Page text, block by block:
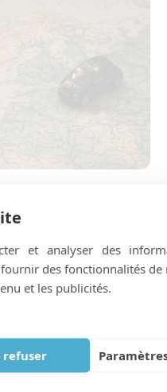
en
emmenez
vous en
et analyser des
des fonctionnalités de
et les publicités.
refuser